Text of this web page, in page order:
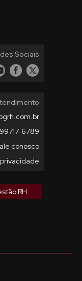
Sociais
99717-6789
conosco
RH